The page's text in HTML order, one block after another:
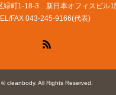
町1-18-3 新日本オフィスビル
FAX 043-245-9166(代表)
©cleanbody. All Rights Reserved.